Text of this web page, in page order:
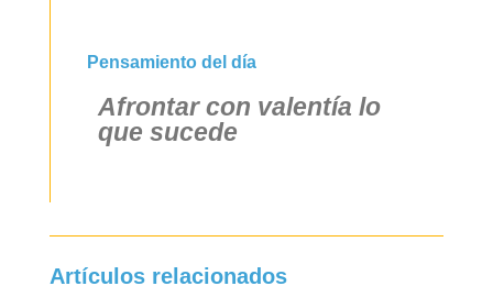
Pensamiento del día
Afrontar con valentía lo
que sucede
Artículos relacionados